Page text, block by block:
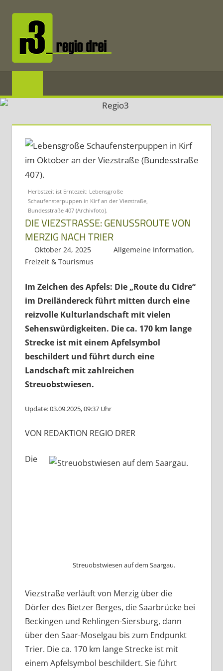
springen
Region
Mosel
und
Saar
Dreiländereck
Herbstzeit ist Erntezeit: Lebensgroße
Schaufensterpuppen in Kirf an der Viezstraße,
Bundesstraße 407 (Archivfoto).
DIE VIEZSTRASSE: GENUSSROUTE VON M
ERZIG NACH TRIER
Oktober 24, 2025 Regio3
Allgemeine Information,
Freizeit & Tourismus
Im Zeichen des Apfels: Die „Route du Cidre“
im Dreiländereck führt mitten durch eine
reizvolle Kulturlandschaft mit vielen
Sehenswürdigkeiten. Die ca. 170 km lange
Strecke ist mit einem Apfelsymbol
beschildert und führt durch eine
Landschaft mit zahlreichen
Streuobstwiesen.
Update: 03.09.2025, 09:37 Uhr
VON REDAKTION REGIO DRER
Streuobstwiesen auf dem Saargau.
Die
Viezstraße verläuft von Merzig über die
Dörfer des Bietzer Berges, die Saarbrücke bei
Beckingen und Rehlingen-Siersburg, dann
über den Saar-Moselgau bis zum Endpunkt
Trier. Die ca. 170 km lange Strecke ist mit
einem Apfelsymbol beschildert. Sie führt